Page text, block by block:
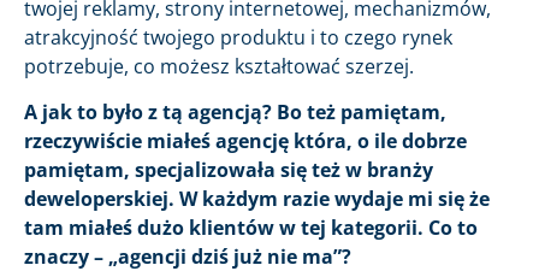
twojej reklamy, strony internetowej, mechanizmów,
atrakcyjność twojego produktu i to czego rynek
potrzebuje, co możesz kształtować szerzej.
A jak to było z tą agencją? Bo też pamiętam,
rzeczywiście miałeś agencję która, o ile dobrze
pamiętam, specjalizowała się też w branży
deweloperskiej. W każdym razie wydaje mi się że
tam miałeś dużo klientów w tej kategorii. Co to
znaczy – „agencji dziś już nie ma”?